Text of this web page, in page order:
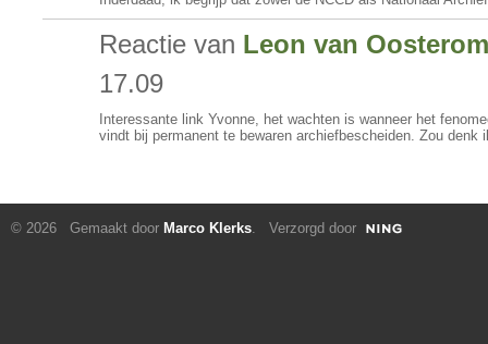
Reactie van Leon van Oosterom
17.09
Interessante link Yvonne, het wachten is wanneer het
vindt bij permanent te bewaren archiefbescheiden. Zou denk
© 2026 Gemaakt door Marco Klerks . Verzorgd door